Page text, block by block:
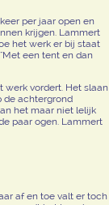
per jaar open en
krijgen. Lammert
het werk er bij staat
een tent en dan
werk vordert. Het slaan
de achtergrond
het maar niet lelijk
paar ogen. Lammert
af en toe valt er toch